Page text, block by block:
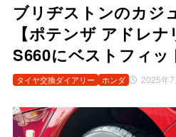
ブリヂストンのカジ
【ポテンザ アドレ
S660にベストフィッ
2025年
タイヤ交換ダイアリー ホンダ